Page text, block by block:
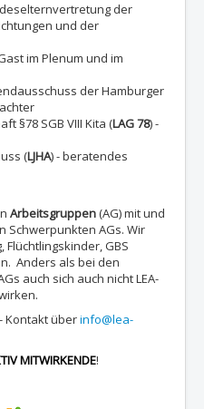
der
und der
im Plenum und im
der Hamburger
§78 SGB VIII Kita (LAG 78) -
(LJHA) - beratendes
Arbeitsgruppen(AG) mit und
Schwerpunkten AGs. Wir
Flüchtlingskinder, GBS
Anders als bei den
auch sich auch nicht LEA-
Kontakt überinfo@lea-
MITWIRKENDE!